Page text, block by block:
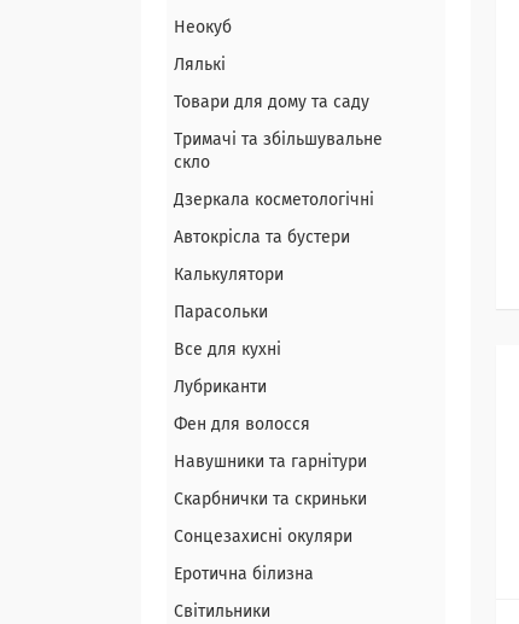
Неокуб
Лялькі
Товари для дому та саду
Тримачі та збільшувальне
скло
Дзеркала косметологічні
Автокрісла та бустери
Калькулятори
Парасольки
Все для кухні
Лубриканти
Фен для волосся
Навушники та гарнітури
Скарбнички та скриньки
Сонцезахисні окуляри
Еротична білизна
Світильники